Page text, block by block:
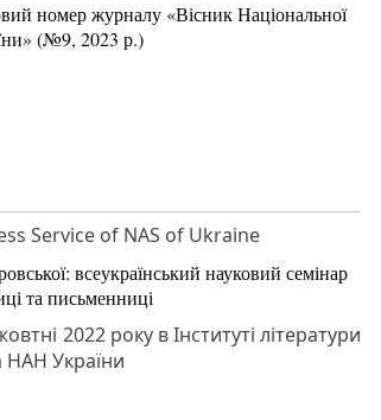
номер журналу «Вісник Національної
(№9, 2023 р.)
Service of NAS of Ukraine
всеукраїнський науковий семінар
та письменниці
2022 року в Інституті літератури
НАН України